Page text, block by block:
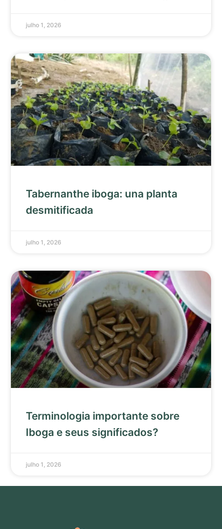
julho 1, 2026
Tabernanthe iboga: una planta
desmitificada
julho 1, 2026
Terminologia importante sobre
Iboga e seus significados?
julho 1, 2026